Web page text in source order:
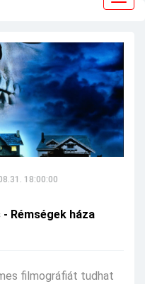
18:00:00
Rémségek háza
filmográfiát tudhat